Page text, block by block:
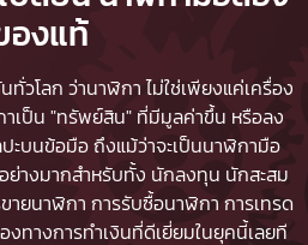
องแท้
วโลก ว่านาฬิกา ไม่ใช่เพียงแค่เครื่อง
เป็น "ทรัพย์สิน" ที่มีมูลค่าขึ้น หรือลง
ะบนข้อมือ ถึงแม้ว่าจะเป็นนาฬิกามือ
ย่างมากสำหรับทั้ง นักลงทุน นักสะสม
ายนาฬิกา การรับซื้อนาฬิกา การเทรด
ทางการทำเงินที่ดีเยี่ยมในยุคนี้เลยที